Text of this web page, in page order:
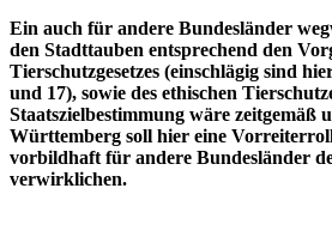
Ein auch für andere Bundesländer
den Stadttauben entsprechend den
Tierschutzgesetzes (einschlägig sind
und 17), sowie des ethischen
Staatszielbestimmung wäre zeitgemäß
Württemberg soll hier eine
vorbildhaft für andere Bundesländer
verwirklichen.